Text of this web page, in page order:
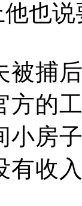
也
被捕
方的
小房
有收